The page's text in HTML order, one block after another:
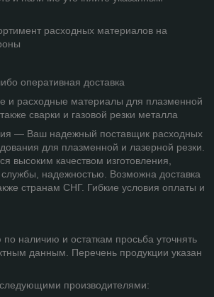
расходных материалов на
доставка
материалы для плазменной
сварки и газовой резки металла
Ваш надежный поставщик расходных
для плазменной и лазерной резки.
высоким качеством изготовления,
надежностью. Возможна доставка
странам СНГ. Гибкие условия оплаты и
и остаткам просьба уточнять
данным. Перечень продукции указан
производителями: